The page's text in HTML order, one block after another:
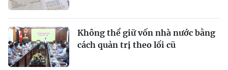
Không thể giữ vốn nhà nước bằng
cách quản trị theo lối cũ